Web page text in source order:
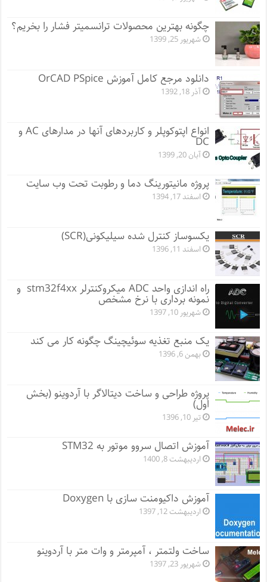
چگونه بهترین محصولات ترانسمیتر فشار را بخریم؟
شهریور 25, 1399
دانلود مرجع کامل آموزش OrCAD PSpice
آذر 18, 1392
انواع اپتوکوپلر و کاربردهای آنها در مدارهای AC و
DC
آبان 20, 1399
پروژه مانيتورينگ دما و رطوبت تحت وب سایت
اسفند 17, 1394
یکسوساز کنترل شده سیلیکونی(SCR)
اسفند 11, 1396
راه اندازی واحد ADC میکروکنترلر stm32f4xx و
نمونه برداری با نرخ مشخص
شهریور 10, 1397
یک منبع تغذیه سوئیچینگ چگونه کار می کند
بهمن 6, 1396
پروژه طراحی و ساخت دیتالاگر با آردوینو (بخش
اول)
تیر 10, 1396
آموزش اتصال سروو موتور به STM32
اردیبهشت 8, 1400
آموزش داکیومنت سازی با Doxygen
اردیبهشت 12, 1397
ساخت ولتمتر ، آمپرمتر و وات متر با آردوینو
شهریور 23, 1397